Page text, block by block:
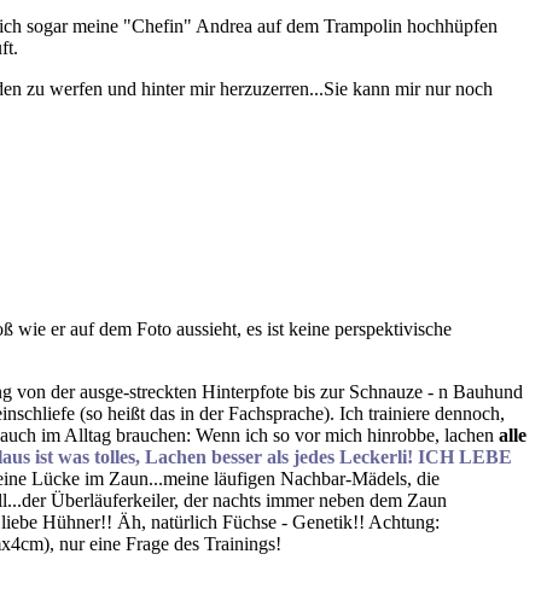
sogar meine "Chefin" Andrea auf dem Trampolin hochhüpfen
zu werfen und hinter mir herzuzerren...Sie kann mir nur noch
er auf dem Foto aussieht, es ist keine perspektivische
der ausge-streckten Hinterpfote bis zur Schnauze - n Bauhund
(so heißt das in der Fachsprache). Ich trainiere dennoch,
im Alltag brauchen: Wenn ich so vor mich hinrobbe, lachen alle
ist was tolles, Lachen besser als jedes Leckerli! ICH LEBE
Lücke im Zaun...meine läufigen Nachbar-Mädels, die
Überläuferkeiler, der nachts immer neben dem Zaun
Hühner!! Äh, natürlich Füchse - Genetik!! Achtung:
nur eine Frage des Trainings!